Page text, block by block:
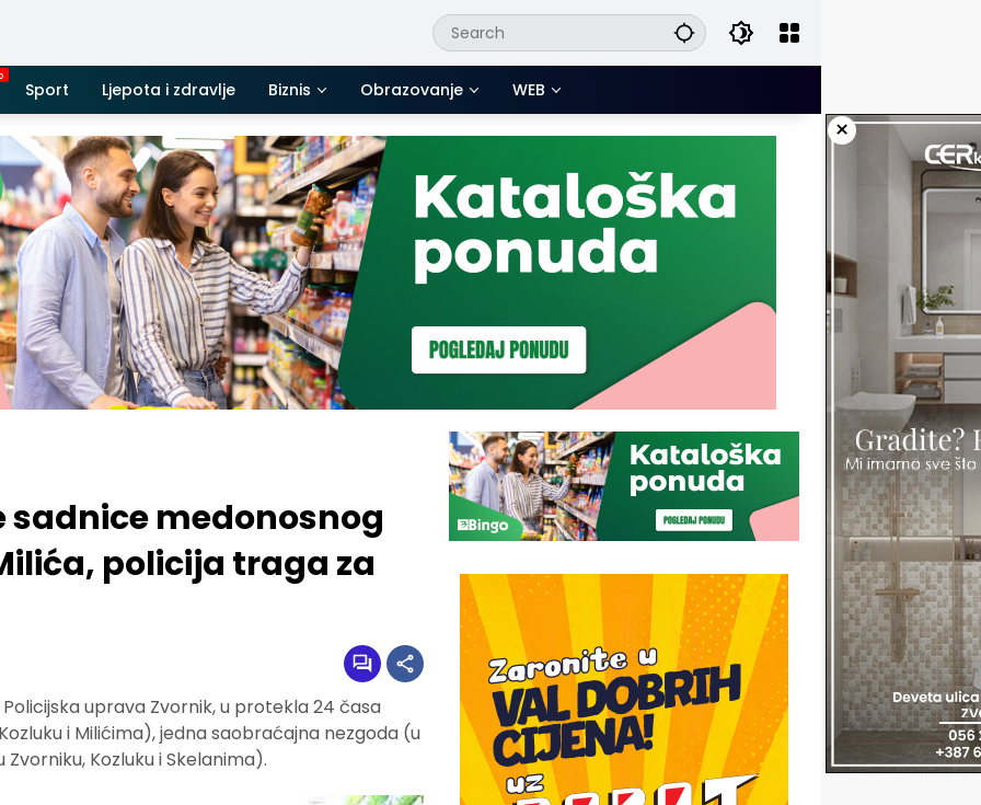
Sport Ljepota i zdravlje Biznis Obrazovanje WEB
×
medonosnog
policija traga za
uprava Zvornik, u protekla 24 časa
i Milićima), jedna saobraćajna nezgoda (u
Kozluku i Skelanima).